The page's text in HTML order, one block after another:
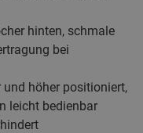
hinten, schmale
bei
und höher positioniert,
leicht bedienbar